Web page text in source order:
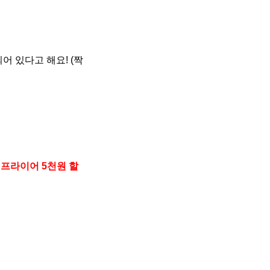
있다고 해요! (짝
라이어 5천원 할